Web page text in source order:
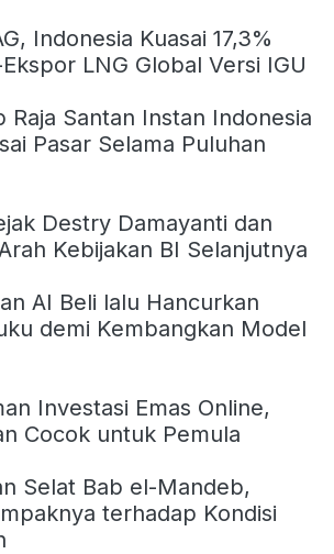
Indonesia Kuasai 17,3%
LNG Global Versi IGU
Raja Santan Instan Indonesia
Pasar Selama Puluhan
Destry Damayanti dan
Kebijakan BI Selanjutnya
AI Beli lalu Hancurkan
demi Kembangkan Model
Investasi Emas Online,
Cocok untuk Pemula
Selat Bab el-Mandeb,
terhadap Kondisi